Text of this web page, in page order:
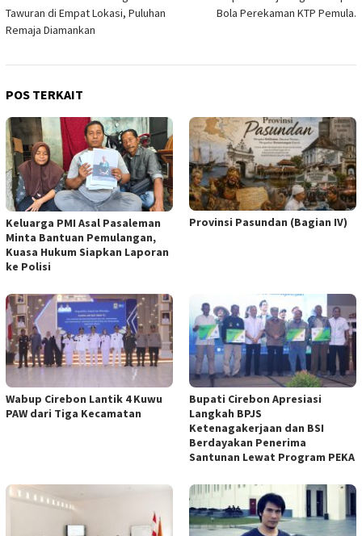
Tawuran di Empat Lokasi, Puluhan
Remaja Diamankan
Bola Perekaman KTP Pemula.
POS TERKAIT
Keluarga PMI Asal Pasaleman
Minta Bantuan Pemulangan,
Kuasa Hukum Siapkan Laporan
ke Polisi
Provinsi Pasundan (Bagian IV)
Wabup Cirebon Lantik 4 Kuwu
PAW dari Tiga Kecamatan
Bupati Cirebon Apresiasi
Langkah BPJS
Ketenagakerjaan dan BSI
Berdayakan Penerima
Santunan Lewat Program PEKA